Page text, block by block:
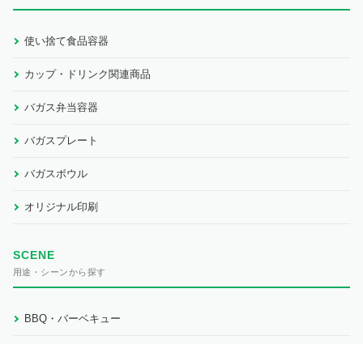
使い捨て食品容器
カップ・ドリンク関連商品
バガス弁当容器
バガスプレート
バガスボウル
オリジナル印刷
SCENE
用途・シーンから探す
BBQ・バーベキュー